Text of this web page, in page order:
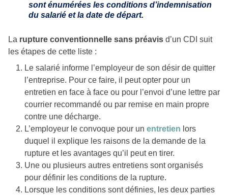
sont énumérées les conditions d’indemnisation
du salarié et la date de départ.
La rupture conventionnelle sans préavis d’un CDI suit
les étapes de cette liste :
Le salarié informe l’employeur de son désir de quitter
l’entreprise. Pour ce faire, il peut opter pour un
entretien en face à face ou pour l’envoi d’une lettre par
courrier recommandé ou par remise en main propre
contre une décharge.
L’employeur le convoque pour un entretien lors
duquel il explique les raisons de la demande de la
rupture et les avantages qu’il peut en tirer.
Une ou plusieurs autres entretiens sont organisés
pour définir les conditions de la rupture.
Lorsque les conditions sont définies, les deux parties